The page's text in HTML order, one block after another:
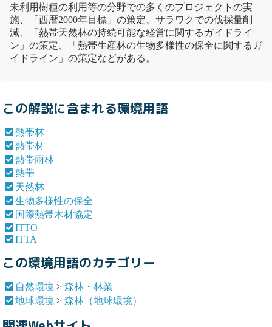
未利用樹種の利用等の分野での多くのプロジェクトの実
施、「西暦2000年目標」の策定、サラワクでの伐採量削
減、「 熱帯天然林の持続可能な経営に関するガイドライ
ン」の策定、「 熱帯生産林の生物多様性の保全に関するガ
イドライン」の策定などがある。
この解説に含まれる環境用語
熱帯林
熱帯材
熱帯雨林
熱帯
天然林
生物多様性の保全
国際熱帯木材協定
ITTO
ITTA
この環境用語のカテゴリー
自然環境 >森林・林業
地球環境 >森林（地球環境）